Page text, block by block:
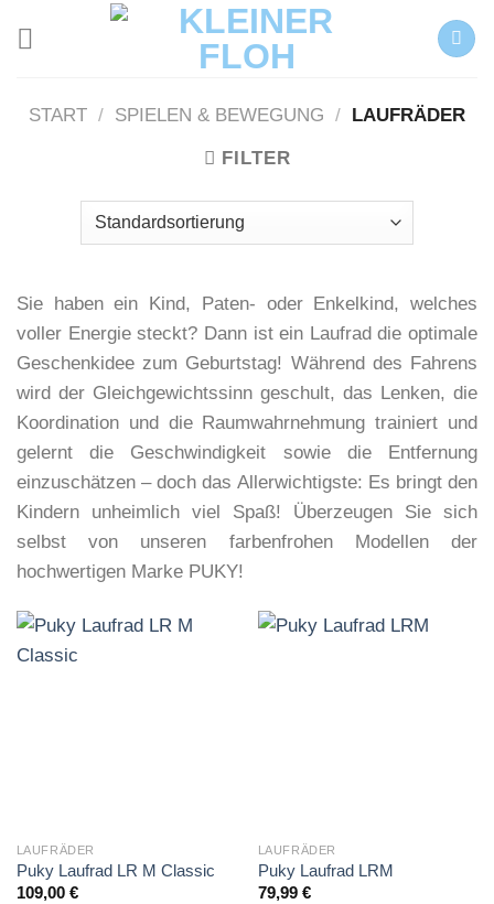
Inhalt
START / SPIELEN & BEWEGUNG / LAUFRÄDER
FILTER
Sie haben ein Kind, Paten- oder Enkelkind, welches
voller Energie steckt? Dann ist ein Laufrad die optimale
Geschenkidee zum Geburtstag! Während des Fahrens
wird der Gleichgewichtssinn geschult, das Lenken, die
Koordination und die Raumwahrnehmung trainiert und
gelernt die Geschwindigkeit sowie die Entfernung
einzuschätzen – doch das Allerwichtigste: Es bringt den
Kindern unheimlich viel Spaß! Überzeugen Sie sich
selbst von unseren farbenfrohen Modellen der
hochwertigen Marke PUKY!
LAUFRÄDER
Puky Laufrad LR M Classic
109,00 €
LAUFRÄDER
Puky Laufrad LRM
79,99 €